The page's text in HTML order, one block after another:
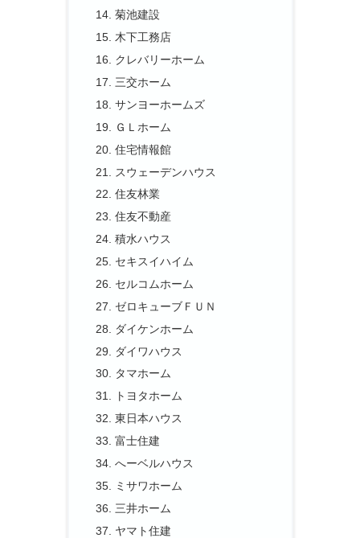
菊池建設
木下工務店
クレバリーホーム
三交ホーム
サンヨーホームズ
ＧＬホーム
住宅情報館
スウェーデンハウス
住友林業
住友不動産
積水ハウス
セキスイハイム
セルコムホーム
ゼロキューブＦＵＮ
ダイケンホーム
ダイワハウス
タマホーム
トヨタホーム
東日本ハウス
富士住建
へーベルハウス
ミサワホーム
三井ホーム
ヤマト住建